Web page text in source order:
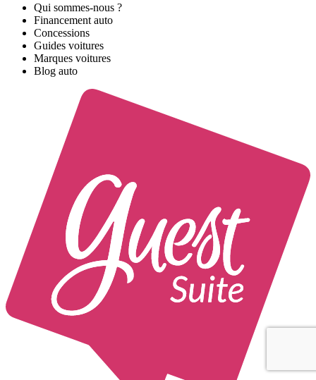
Qui sommes-nous ?
Financement auto
Concessions
Guides voitures
Marques voitures
Blog auto